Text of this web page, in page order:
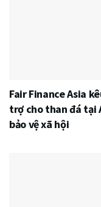
Fair Finance Asia
trợ cho than đá tại
bảo vệ xã hội